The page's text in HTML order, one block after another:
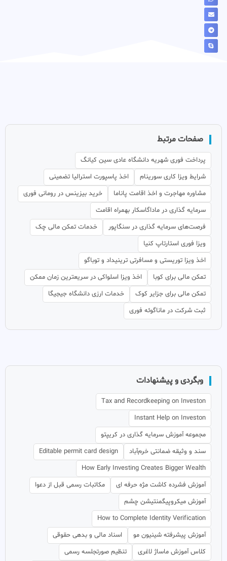
صفحات مرتبط
پرداخت فوری شهریه دانشگاه عادی سین کیانگ
شرایط ویزا کاری سورینام
اخذ پاسپورت استرالیا تضمینی
مشاوره مهاجرت و اخذ اقامت پاناما
خرید بیزینس در رومانی فوری
سرمایه گذاری در ماداگاسکار بهمراه اقامت
فرصت‌های سرمایه گذاری در سنگاپور
خدمات تمکن مالی چک
ویزا فوری استارتاپ کنیا
اخذ ویزا توریستی و مسافرتی ترینیداد و توباگو
تمکن مالی برای کوبا
اخذ ویزا اسلواکی در سریعترین زمان ممکن
تمکن مالی برای جزایر کوک
خدمات ارزی دانشگاه جیجیگا
ثبت شرکت در ماناگوئه فوری
وبگردی و پیشنهادات
Tax and Recordkeeping on Investon
Instant Help on Investon
مجموعه آموزش سرمایه گذاری در کریپتو
سند و وثیقه ضمانتی خرم‌آباد
Editable permit card design
How Early Investing Creates Bigger Wealth
آموزش فشرده کاشت مژه حرفه ای
مکاتبات رسمی قبل از دعوا
آموزش میکروپیگمنتیشن چشم
How to Complete Identity Verification
آموزش پیشرفته شینیون مو
اسناد مالی و بدهی حقوقی
کلاس آموزش ماساژ لاغری
تنظیم صورتجلسه رسمی